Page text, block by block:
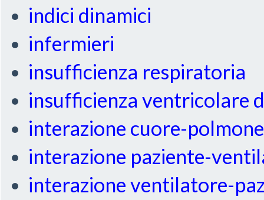
indici dinamici
infermieri
insufficienza respiratoria
insufficienza ventricolare
interazione cuore-polmone
interazione paziente-
interazione ventilatore-